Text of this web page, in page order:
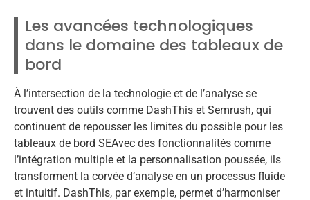
Les avancées technologiques
dans le domaine des tableaux de
bord
À l’intersection de la technologie et de l’analyse se
trouvent des outils comme DashThis et Semrush, qui
continuent de repousser les limites du possible pour les
tableaux de bord SEAvec des fonctionnalités comme
l’intégration multiple et la personnalisation poussée, ils
transforment la corvée d’analyse en un processus fluide
et intuitif. DashThis, par exemple, permet d’harmoniser